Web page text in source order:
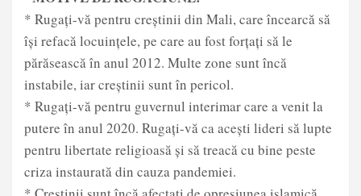
* Rugați-vă pentru creștinii din Mali, care încearcă să
își refacă locuințele, pe care au fost forțați să le
părăsească în anul 2012. Multe zone sunt încă
instabile, iar creștinii sunt în pericol.
* Rugați-vă pentru guvernul interimar care a venit la
putere în anul 2020. Rugați-vă ca acești lideri să lupte
pentru libertate religioasă și să treacă cu bine peste
criza instaurată din cauza pandemiei.